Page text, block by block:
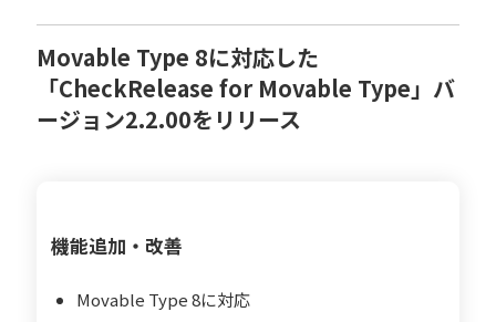
Movable Type 8に対応した
「CheckRelease for Movable Type」バ
ージョン2.2.00をリリース
機能追加・改善
Movable Type 8に対応